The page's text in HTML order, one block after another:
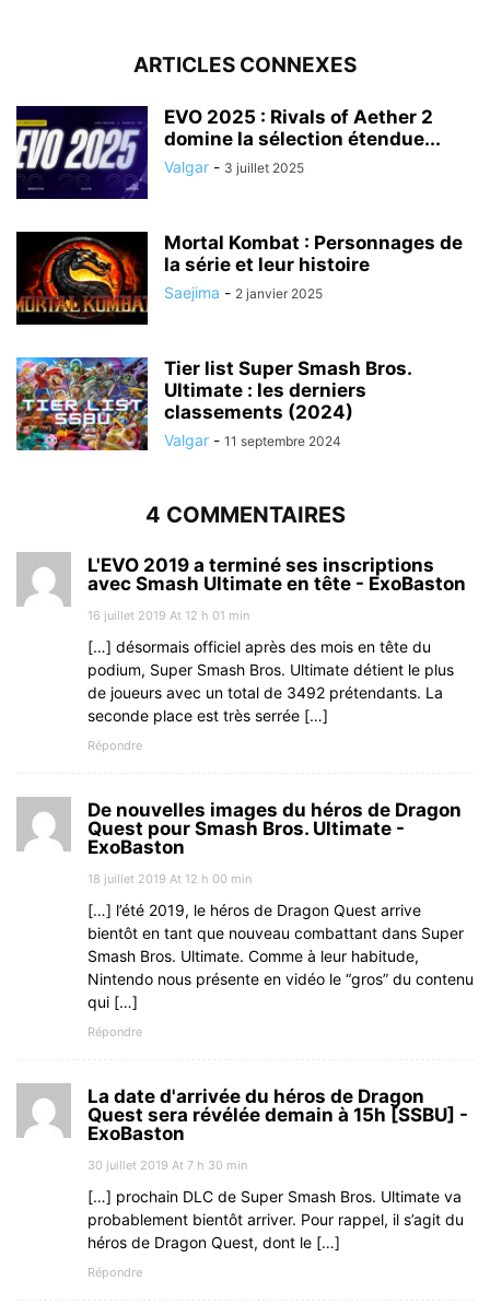
ARTICLES CONNEXES
EVO 2025 : Rivals of Aether 2
domine la sélection étendue...
Valgar - 3 juillet 2025
Mortal Kombat : Personnages de
la série et leur histoire
Saejima - 2 janvier 2025
Tier list Super Smash Bros.
Ultimate : les derniers
classements (2024)
Valgar - 11 septembre 2024
4 COMMENTAIRES
L'EVO 2019 a terminé ses inscriptions
avec Smash Ultimate en tête - ExoBaston
16 juillet 2019 At 12 h 01 min
[…] désormais officiel après des mois en tête du
podium, Super Smash Bros. Ultimate détient le plus
de joueurs avec un total de 3492 prétendants. La
seconde place est très serrée […]
Répondre
De nouvelles images du héros de Dragon
Quest pour Smash Bros. Ultimate -
ExoBaston
18 juillet 2019 At 12 h 00 min
[…] l’été 2019, le héros de Dragon Quest arrive
bientôt en tant que nouveau combattant dans Super
Smash Bros. Ultimate. Comme à leur habitude,
Nintendo nous présente en vidéo le “gros” du contenu
qui […]
Répondre
La date d'arrivée du héros de Dragon
Quest sera révélée demain à 15h [SSBU] -
ExoBaston
30 juillet 2019 At 7 h 30 min
[…] prochain DLC de Super Smash Bros. Ultimate va
probablement bientôt arriver. Pour rappel, il s’agit du
héros de Dragon Quest, dont le […]
Répondre